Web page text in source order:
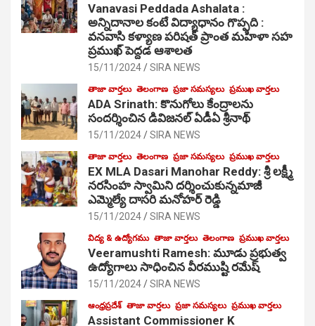
Vanavasi Peddada Ashalata :
అన్నిదానాల కంటే విద్యాధానం గొప్పది :
వనవాసి కళ్యాణ పరిషత్ ప్రాంత మహిళా సహ
ప్రముఖ్ పెద్దడ ఆశాలత
15/11/2024 SIRA NEWS
తాజా వార్తలు తెలంగాణ ప్రజా సమస్యలు ప్రముఖ వార్తలు
ADA Srinath: కొనుగోలు కేంద్రాల‌ను
సంద‌ర్శించిన డివిజనల్ ఏడీఏ శ్రీనాథ్
15/11/2024 SIRA NEWS
తాజా వార్తలు తెలంగాణ ప్రజా సమస్యలు ప్రముఖ వార్తలు
EX MLA Dasari Manohar Reddy: శ్రీ లక్ష్మీ
నరసింహ స్వామిని దర్శించుకున్నమాజీ
ఎమ్మెల్యే దాసరి మనోహర్ రెడ్డి
15/11/2024 SIRA NEWS
విద్య & ఉద్యోగము తాజా వార్తలు తెలంగాణ ప్రముఖ వార్తలు
Veeramushti Ramesh: మూడు ప్రభుత్వ
ఉద్యోగాలు సాధించిన వీరముష్టి రమేష్
15/11/2024 SIRA NEWS
ఆంధ్రప్రదేశ్ తాజా వార్తలు ప్రజా సమస్యలు ప్రముఖ వార్తలు
Assistant Commissioner K